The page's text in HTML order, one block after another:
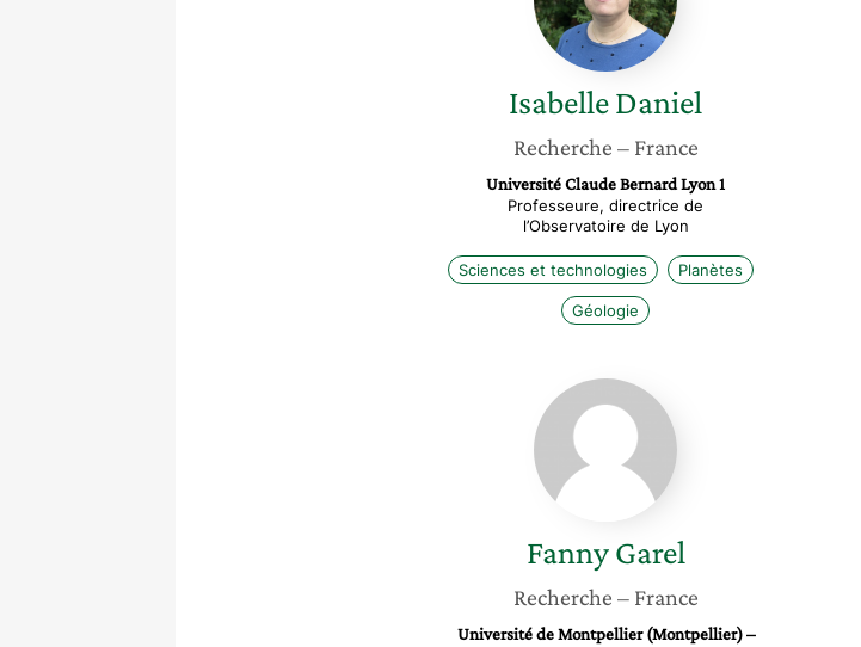
IsabelleDaniel
Recherche – France
Université Claude Bernard Lyon 1
Professeure, directrice de
l’Observatoire de Lyon
Sciences et technologies Planètes
Géologie
Fanny
Garel
Fanny Garel
Recherche – France
Université de Montpellier (Montpellier) –